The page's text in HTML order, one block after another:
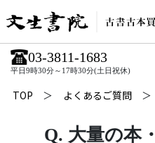
03-3811-1683
平日9時30分～17時30分(土日祝休)
TOP よくあるご質問
Q. 大量の本